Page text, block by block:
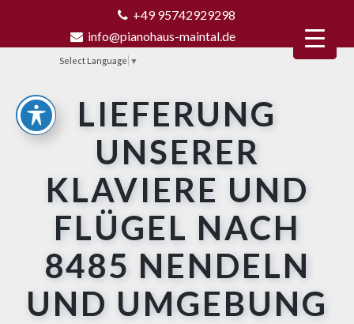
+49 95742929298
info@pianohaus-maintal.de
Select Language ▼
LIEFERUNG
UNSERER
KLAVIERE UND
FLÜGEL NACH
8485 NENDELN
UND UMGEBUNG